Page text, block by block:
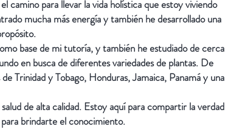
camino para llevar la vida holística que estoy viviendo
mucha más energía y también he desarrollado una
base de mi tutoría, y también he estudiado de cerca
en busca de diferentes variedades de plantas. De
Trinidad y Tobago, Honduras, Jamaica, Panamá y una
de alta calidad. Estoy aquí para compartir la verdad
brindarte el conocimiento.